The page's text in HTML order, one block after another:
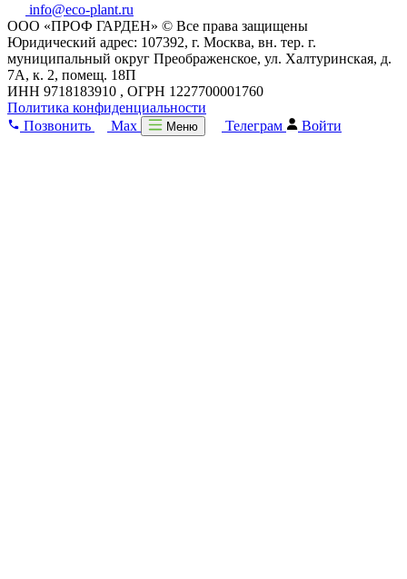
info@eco-plant.ru
ООО «ПРОФ ГАРДЕН» © Все права защищены
Юридический адрес: 107392, г. Москва, вн. тер. г.
муниципальный округ Преображенское, ул. Халтуринская, д.
7А, к. 2, помещ. 18П
ИНН 9718183910 , ОГРН 1227700001760
Политика конфиденциальности
Позвонить
Max Меню Телеграм Войти